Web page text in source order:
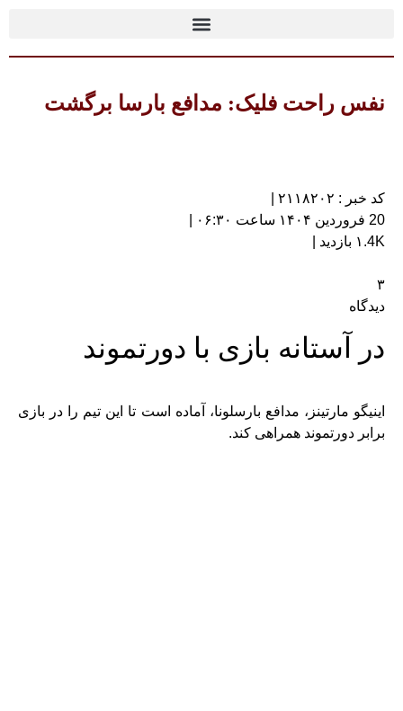
نفس راحت فلیک: مدافع بارسا برگشت
کد خبر : ۲۱۱۸۲۰۲ |
20 فروردین ۱۴۰۴ ساعت ۰۶:۳۰ |
۱.4K بازدید |
۳
دیدگاه
در آستانه بازی با دورتموند
اینیگو مارتینز، مدافع بارسلونا، آماده است تا این تیم را در بازی
برابر دورتموند همراهی کند.